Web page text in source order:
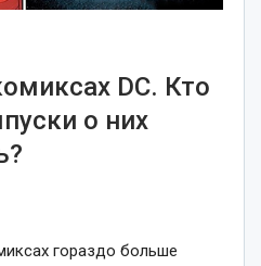
DC. Кто
о них
гораздо больше